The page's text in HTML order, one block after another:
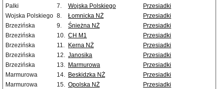
Palki
7. Wojska Polskiego
Przesiadki
Wojska Polskiego 8. Łomnicka NŻ
Przesiadki
Brzezińska
9. Śnieżna NŻ
Przesiadki
Brzezińska
10. CH M1
Przesiadki
Brzezińska
11. Kerna NŻ
Przesiadki
Brzezińska
12. Janosika
Przesiadki
Brzezińska
13. Marmurowa
Przesiadki
Marmurowa
14. Beskidzka NŻ
Przesiadki
Marmurowa
15. Opolska NŻ
Przesiadki